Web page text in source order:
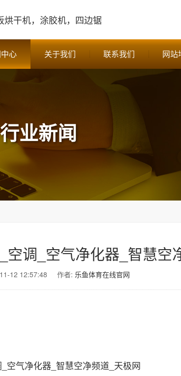
烘干机，涂胶机，四边锯
心 关于我们 联系我们 网站
业新闻
调_空气净化器_智慧空
12 12:57:48 作者: 乐鱼体育在线官网